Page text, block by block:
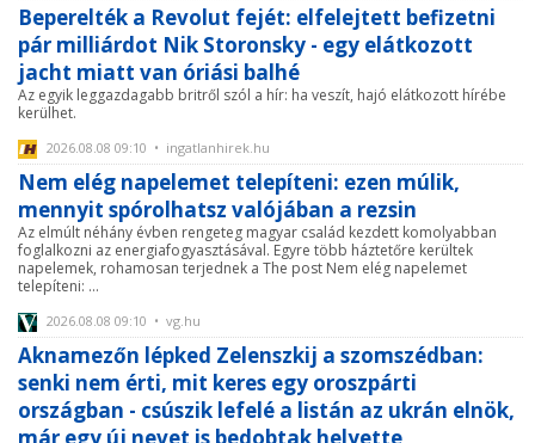
Beperelték a Revolut fejét: elfelejtett befizetni
pár milliárdot Nik Storonsky - egy elátkozott
jacht miatt van óriási balhé
Az egyik leggazdagabb britről szól a hír: ha veszít, hajó elátkozott hírébe
kerülhet.
2026.08.08 09:10 • ingatlanhirek.hu
Nem elég napelemet telepíteni: ezen múlik,
mennyit spórolhatsz valójában a rezsin
Az elmúlt néhány évben rengeteg magyar család kezdett komolyabban
foglalkozni az energiafogyasztásával. Egyre több háztetőre kerültek
napelemek, rohamosan terjednek a The post Nem elég napelemet
telepíteni: ...
2026.08.08 09:10 • vg.hu
Aknamezőn lépked Zelenszkij a szomszédban:
senki nem érti, mit keres egy oroszpárti
országban - csúszik lefelé a listán az ukrán elnök,